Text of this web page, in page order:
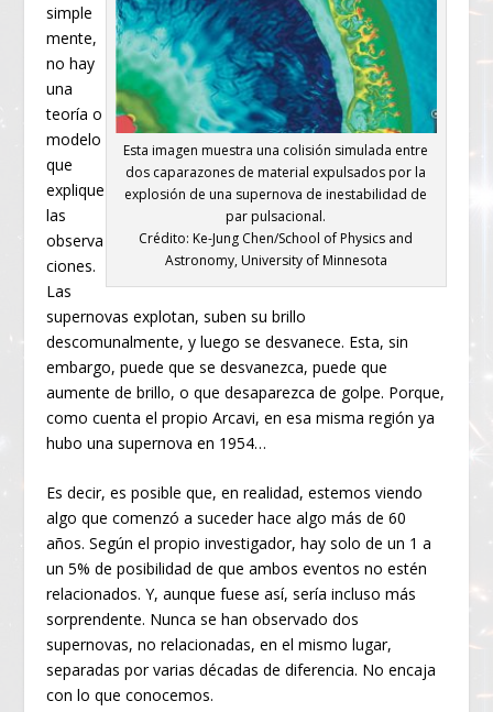
Esta imagen muestra una colisión simulada entre
dos caparazones de material expulsados por la
explosión de una supernova de inestabilidad de
par pulsacional.
Crédito: Ke-Jung Chen/School of Physics and
Astronomy, University of Minnesota
simple
mente,
no hay
una
teoría o
modelo
que
explique
las
observa
ciones.
Las
supernovas explotan, suben su brillo
descomunalmente, y luego se desvanece. Esta, sin
embargo, puede que se desvanezca, puede que
aumente de brillo, o que desaparezca de golpe. Porque,
como cuenta el propio Arcavi, en esa misma región ya
hubo una supernova en 1954…
Es decir, es posible que, en realidad, estemos viendo
algo que comenzó a suceder hace algo más de 60
años. Según el propio investigador, hay solo de un 1 a
un 5% de posibilidad de que ambos eventos no estén
relacionados. Y, aunque fuese así, sería incluso más
sorprendente. Nunca se han observado dos
supernovas, no relacionadas, en el mismo lugar,
separadas por varias décadas de diferencia. No encaja
con lo que conocemos.